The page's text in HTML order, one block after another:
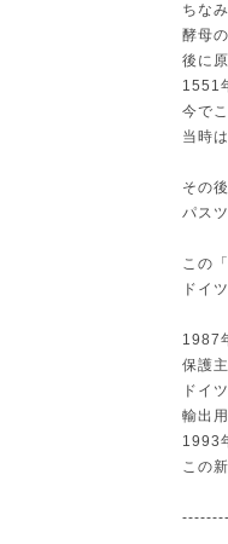
ちな
酵母
後に
1551
今で
当時
その
パス
この
ドイ
1987
保護
ドイ
輸出
1993
この